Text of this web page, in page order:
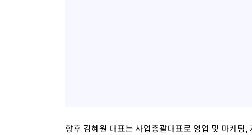
향후 김혜원 대표는 사업총괄대표로 영업 및 마케팅